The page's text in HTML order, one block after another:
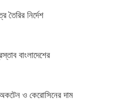
তৈরির নির্দেশ
বাংলাদেশের
ও কেরোসিনের দাম